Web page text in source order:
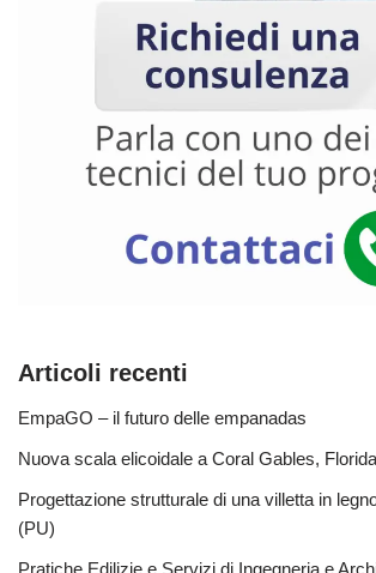
Articoli recenti
EmpaGO – il futuro delle empanadas
Nuova scala elicoidale a Coral Gables, Florida
Progettazione strutturale di una villetta in
(PU)